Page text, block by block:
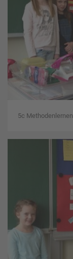
5c Methodenlernen